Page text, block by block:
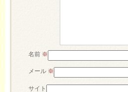
名前 ※
メール ※
サイト